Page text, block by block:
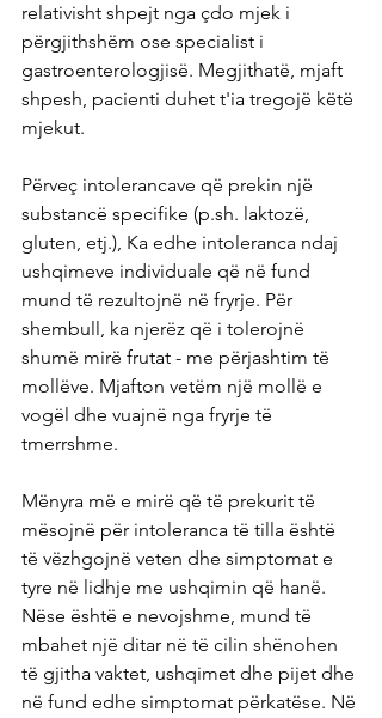
relativisht shpejt nga çdo mjek i
përgjithshëm ose specialist i
gastroenterologjisë. Megjithatë, mjaft
shpesh, pacienti duhet t'ia tregojë këtë
mjekut.
Përveç intolerancave që prekin një
substancë specifike (p.sh. laktozë,
gluten, etj.), Ka edhe intoleranca ndaj
ushqimeve individuale që në fund
mund të rezultojnë në fryrje. Për
shembull, ka njerëz që i tolerojnë
shumë mirë frutat - me përjashtim të
mollëve. Mjafton vetëm një mollë e
vogël dhe vuajnë nga fryrje të
tmerrshme.
Mënyra më e mirë që të prekurit të
mësojnë për intoleranca të tilla është
të vëzhgojnë veten dhe simptomat e
tyre në lidhje me ushqimin që hanë.
Nëse është e nevojshme, mund të
mbahet një ditar në të cilin shënohen
të gjitha vaktet, ushqimet dhe pijet dhe
në fund edhe simptomat përkatëse. Në